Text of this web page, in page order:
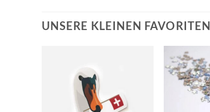
UNSERE KLEINEN FAVORITEN